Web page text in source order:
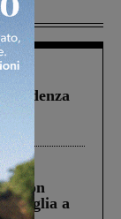
la figlia a